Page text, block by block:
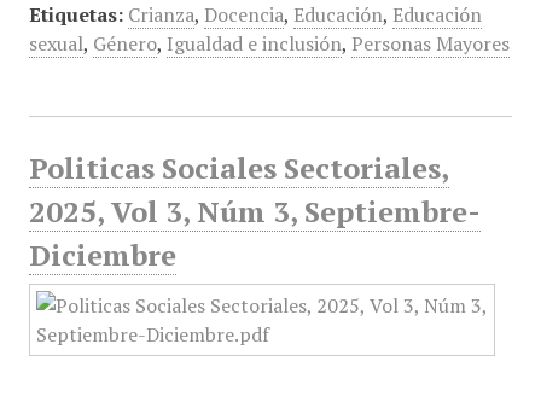
Etiquetas: Crianza, Docencia, Educación, Educación
sexual, Género, Igualdad e inclusión, Personas Mayores
Politicas Sociales Sectoriales,
2025, Vol 3, Núm 3, Septiembre-
Diciembre